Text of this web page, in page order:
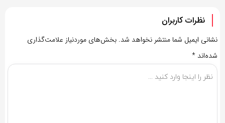
نظرات کاربران
نشانی ایمیل شما منتشر نخواهد شد. بخش‌های موردنیاز علامت‌گذاری
شده‌اند *